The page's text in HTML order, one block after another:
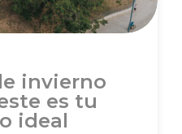
invierno
es tu
ideal